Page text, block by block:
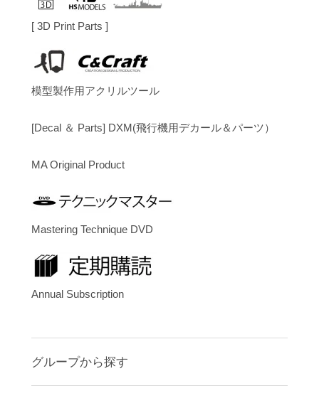
[ 3D Print Parts ]
模型製作用アクリルツール
[Decal ＆ Parts] DXM(飛行機用デカール＆パーツ）
MA Original Product
Mastering Technique DVD
Annual Subscription
グループから探す